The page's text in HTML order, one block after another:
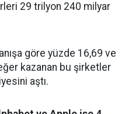
29 trilyon 240 milyar
göre yüzde 16,69 ve
kazanan bu şirketler
aştı.